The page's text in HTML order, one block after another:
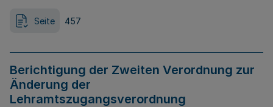
Seite 457
Berichtigung der Zweiten Verordnung zur
Änderung der
Lehramtszugangsverordnung